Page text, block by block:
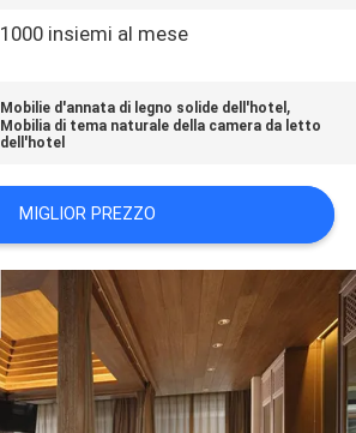
1000 insiemi al mese
Mobilie d'annata di legno solide dell'hotel ,
Mobilia di tema naturale della camera da letto
dell'hotel
MIGLIOR PREZZO